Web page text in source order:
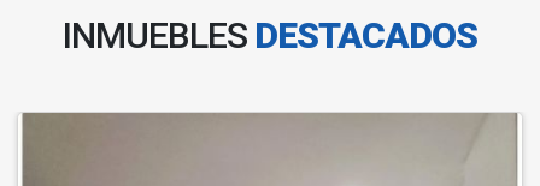
INMUEBLES DESTACADOS